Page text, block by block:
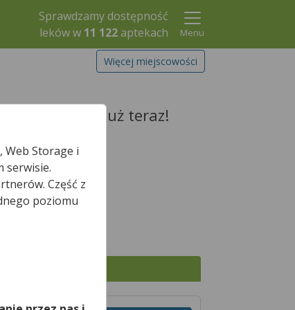
Sprawdzamy dostępność
leków w 11 122aptekach
Menu
Więcej miejscowości
go już teraz!
Szukaj leku
Web Storage i
serwisie.
Część z
poziomu